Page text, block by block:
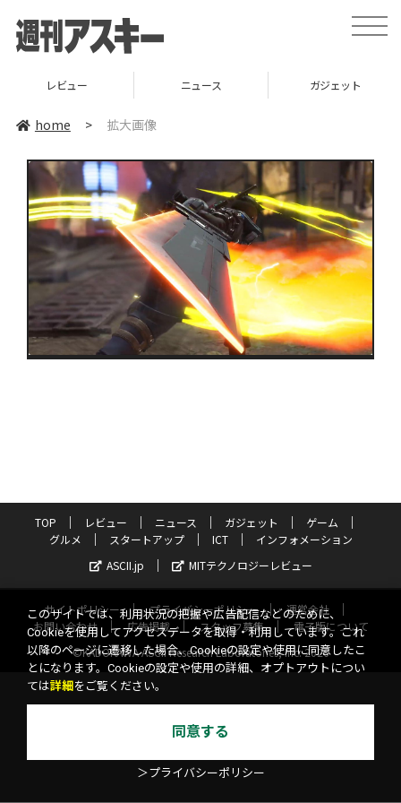
toggle
レビュー ニュース ガジェット
home > 拡大画像
TOP レビュー ニュース ガジェット
ゲーム
グルメ
スタートアップ ICT
インフォメーション
ASCII.jp
MITテクノロジーレビュー
サイトポリシー プライバシーポリシー
運営会社
お問い合わせ
広告掲載 スタッフ募集
電子版について
©KADOKAWA ASCII Research Laboratories, Inc. 2026
このサイトでは、利用状況の把握や広告配信などのために、
Cookieを使用してアクセスデータを取得・利用しています。これ
以降のページに遷移した場合、Cookieの設定や使用に同意したこ
とになります。Cookieの設定や使用の詳細、オプトアウトについ
ては詳細 をご覧ください。
同意する
＞プライバシーポリシー